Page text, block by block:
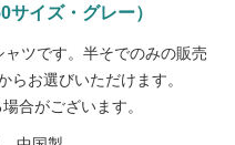
イズ・グレー）
ツです。半そでのみの販売
らお選びいただけます。
合がございます。